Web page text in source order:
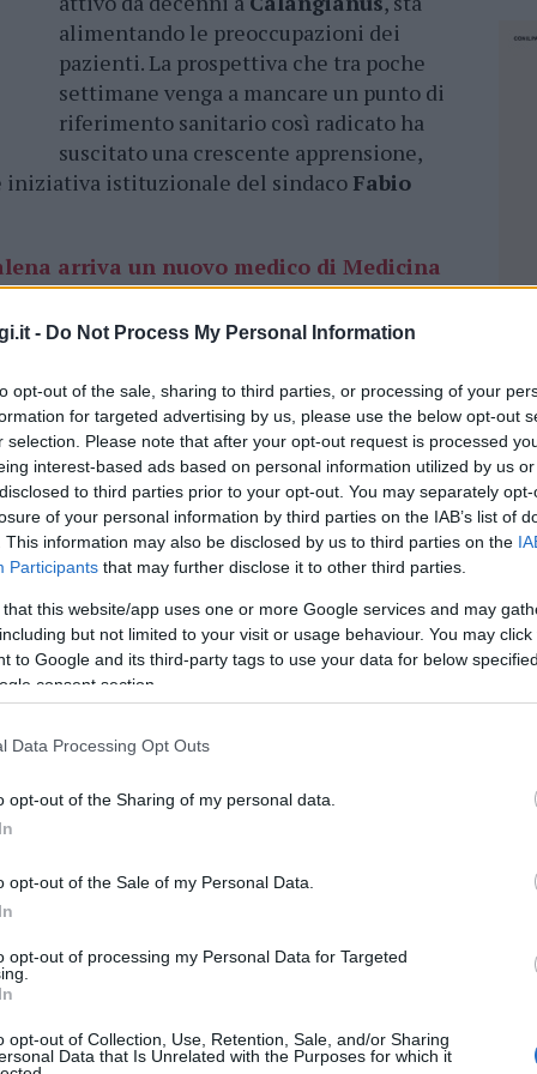
- Do Not Process My Personal Information
opt-out of the sale, sharing to third parties, or processing of your
for targeted advertising by us, please use the below opt-out
selection. Please note that after your opt-out request is processed
interest-based ads based on personal information utilized by us
to third parties prior to your opt-out. You may separately
of your personal information by third parties on the IAB’s list of
This information may also be disclosed by us to third parties on the
Participants that may further disclose it to other third parties.
that this website/app uses one or more Google services and may
but not limited to your visit or usage behaviour. You may
to Google and its third-party tags to use your data for below
consent section.
Data Processing Opt Outs
opt-out of the Sharing of my personal data.
opt-out of the Sale of my Personal Data.
opt-out of processing my Personal Data for Targeted
opt-out of Collection, Use, Retention, Sale, and/or Sharing
Data that Is Unrelated with the Purposes for which it
alimentando le preoccupazioni dei
pazienti. La prospettiva che tra poche
settimane venga a mancare un punto di
riferimento sanitario così radicato ha
suscitato una crescente apprensione,
istituzionale del sindaco Fabio
arriva un nuovo medico di Medicina
Contu, all’Ares Sardegna e
Nel documento si esprime la necessità di un
la continuità dell’assistenza medica sul
vuoto lasciato dalla cessazione
ditrasformarsi in un problema serio per
da anni svolge il suo servizio come
elevato di pazienti, la maggior parte dei
L’eventuale mancata sostituzione
alle cure primarie percentinaia di
dalla cronica carenza di medici nei
cliccandoqui
nella sezione